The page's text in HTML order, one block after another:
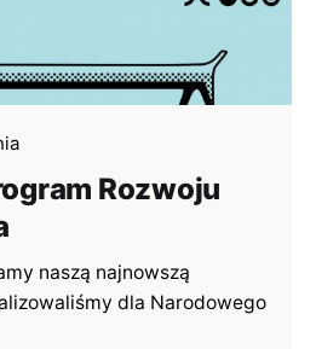
Rozwoju
naszą najnowszą
dla Narodowego